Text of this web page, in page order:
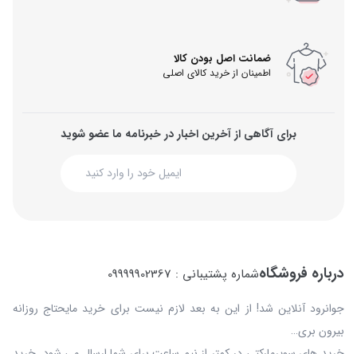
ضمانت اصل بودن کالا
اطمینان از خرید کالای اصلی
برای آگاهی از آخرین اخبار در خبرنامه ما عضو شوید
درباره فروشگاهشماره پشتیبانی : 09999902367
جوانرود آنلاین شد! از این به بعد لازم نیست برای خرید مایحتاج روزانه
بیرون بری…